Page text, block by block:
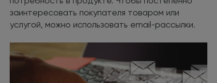
заинтересовать покупателя товаром или
услугой, можно использовать email-рассылки.